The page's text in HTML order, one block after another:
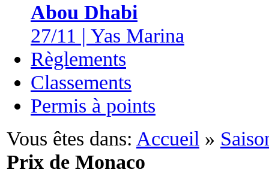
Abou Dhabi
27/11 | Yas Marina
Règlements
Classements
Permis à points
Vous êtes dans: Accueil »
Prix de Monaco